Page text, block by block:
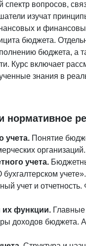
вопросов,
изучат
и
бюджета.
бюджета, а
Курс включает
знания в
учета. Понятие
учета.
учет и
их функции. Главные
доходов бюджета.